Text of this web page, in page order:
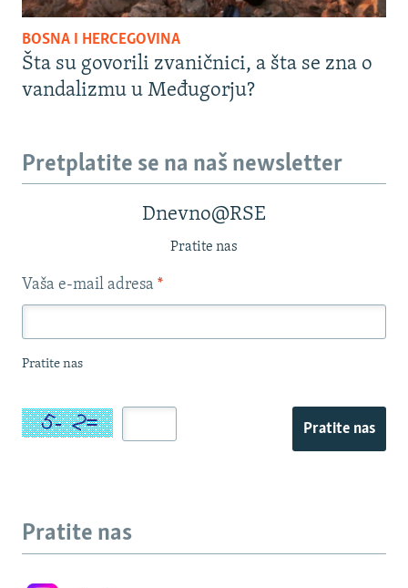
BOSNA I HERCEGOVINA
Šta su govorili zvaničnici, a šta se zna o
vandalizmu u Međugorju?
Pretplatite se na naš newsletter
Dnevno@RSE
Pratite nas
Vaša e-mail adresa *
Pratite nas
Pratite nas
Pratite nas